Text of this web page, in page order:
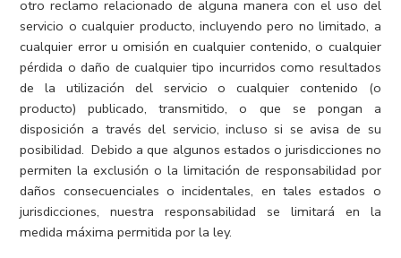
otro reclamo relacionado de alguna manera con el uso del
servicio o cualquier producto, incluyendo pero no limitado, a
cualquier error u omisión en cualquier contenido, o cualquier
pérdida o daño de cualquier tipo incurridos como resultados
de la utilización del servicio o cualquier contenido (o
producto) publicado, transmitido, o que se pongan a
disposición a través del servicio, incluso si se avisa de su
posibilidad. Debido a que algunos estados o jurisdicciones no
permiten la exclusión o la limitación de responsabilidad por
daños consecuenciales o incidentales, en tales estados o
jurisdicciones, nuestra responsabilidad se limitará en la
medida máxima permitida por la ley.